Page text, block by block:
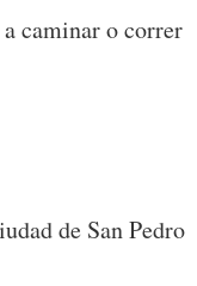
caminar o correr
de San Pedro